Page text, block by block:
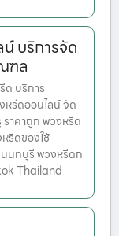
บริการจัด
ฑล
ด บริการ
รีดออนไลน์ จัด
าคาถูก พวงหรีด
รีดของใช้
นทบุรี พวงหรีดก
Thailand